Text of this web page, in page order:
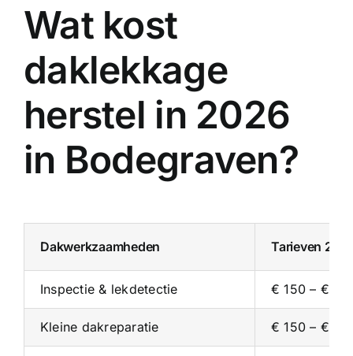
Wat kost
daklekkage
herstel in 2026
in Bodegraven?
Dakwerkzaamheden Tarieven
Inspectie & lekdetectie € 150 – €
Kleine dakreparatie € 150 – €